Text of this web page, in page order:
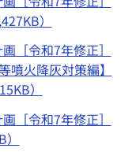
）
［令和7年修正］
噴火降灰対策編】
）
［令和7年修正］